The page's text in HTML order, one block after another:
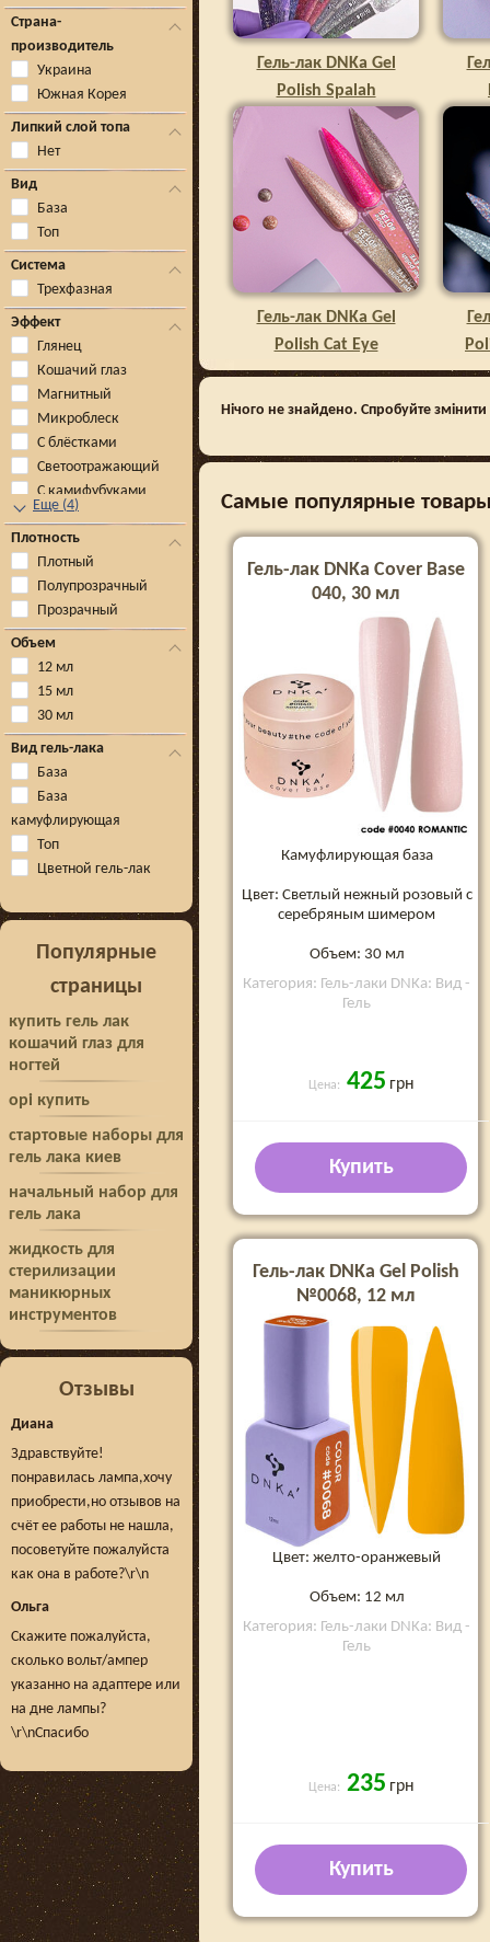
Страна-
производитель
Украина
Южная Корея
Липкий слой топа
Нет
Вид
База
Топ
Система
Трехфазная
Эффект
Глянец
Кошачий глаз
Магнитный
Микроблеск
С блёстками
Светоотражающий
С камифубуками
Еще (4)
Плотность
Плотный
Полупрозрачный
Прозрачный
Объем
12 мл
15 мл
30 мл
Вид гель-лака
База
База
камуфлирующая
Топ
Цветной гель-лак
Популярные
страницы
купить гель лак
кошачий глаз для
ногтей
opi купить
стартовые наборы для
гель лака киев
начальный набор для
гель лака
жидкость для
стерилизации
маникюрных
инструментов
Отзывы
Диана
Здравствуйте!
понравилась лампа,хочу
приобрести,но отзывов на
счёт ее работы не нашла,
посоветуйте пожалуйста
как она в работе?\r\n
Ольга
Скажите пожалуйста,
сколько вольт/ампер
указанно на адаптере или
на дне лампы?
\r\nСпасибо
Гель-лак DNKa Gel
Polish Spalah
Гель-лак DNKa Gel
Polish Cat Eye
Нічого не знайдено. Спробуйте змінити
Самые популярные товары
Гель-лак DNKa Cover Base
040, 30 мл
Камуфлирующая база
Цвет: Светлый нежный розовый с
серебряным шимером
Объем: 30 мл
Категория: Гель-лаки DNKa: Вид -
Гель
Цена: 425 грн
Купить
Гель-лак DNKa Gel Polish
№0068, 12 мл
Цвет: желто-оранжевый
Объем: 12 мл
Категория: Гель-лаки DNKa: Вид -
Гель
Цена: 235 грн
Купить